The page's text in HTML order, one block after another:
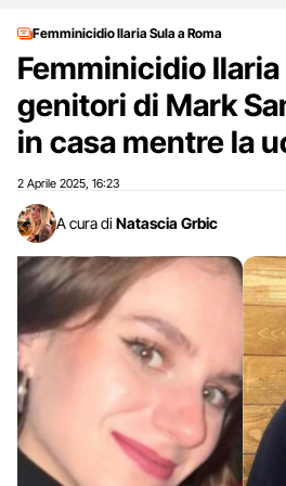
Femminicidio Ilaria Sula a Roma
Femminicidio Ilaria
genitori di Mark
in casa mentre la
2 Aprile 2025 16:23
A cura di Natascia Grbic